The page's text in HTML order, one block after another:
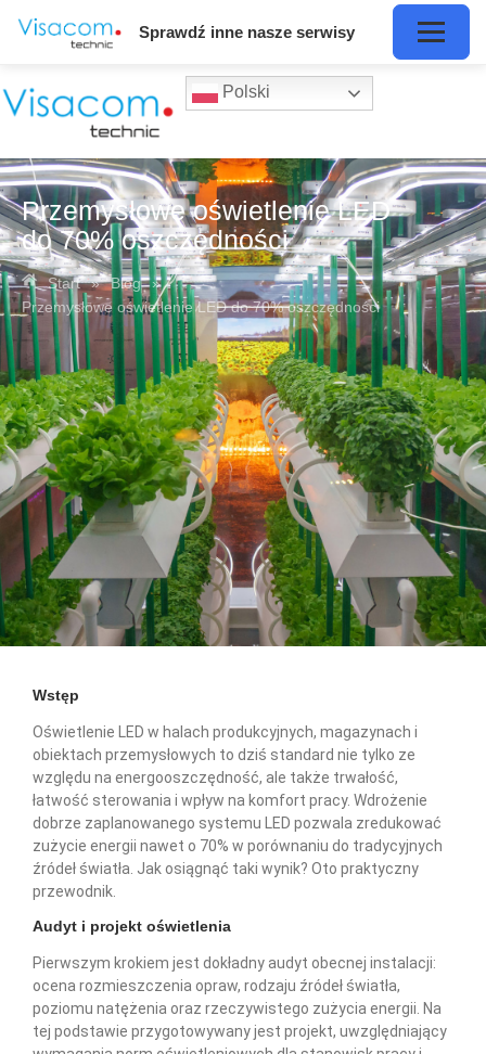
Polski
Przemysłowe oświetlenie LED
do 70% oszczędności
Start » Blog
»
Przemysłowe oświetlenie LED do 70% oszczędności
Wstęp
Oświetlenie LED w halach produkcyjnych, magazynach i
obiektach przemysłowych to dziś standard nie tylko ze
względu na energooszczędność, ale także trwałość,
łatwość sterowania i wpływ na komfort pracy. Wdrożenie
dobrze zaplanowanego systemu LED pozwala zredukować
zużycie energii nawet o 70% w porównaniu do tradycyjnych
źródeł światła. Jak osiągnąć taki wynik? Oto praktyczny
przewodnik.
Audyt i projekt oświetlenia
Pierwszym krokiem jest dokładny audyt obecnej instalacji:
ocena rozmieszczenia opraw, rodzaju źródeł światła,
poziomu natężenia oraz rzeczywistego zużycia energii. Na
tej podstawie przygotowywany jest projekt, uwzględniający
Sprawdź inne nasze serwisy